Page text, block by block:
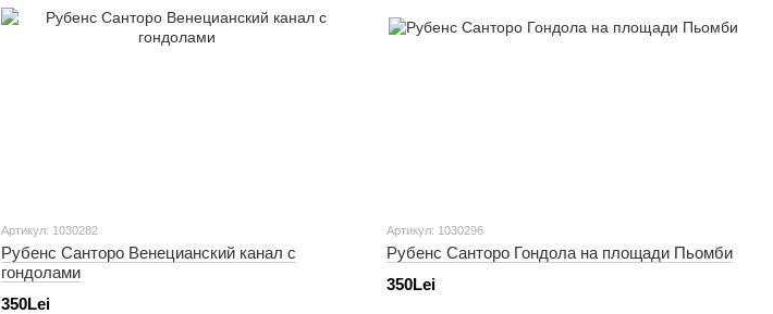
Артикул: 1030282
Рубенс Санторо Венецианский канал с
гондолами
350Lei
Артикул: 1030296
Рубенс Санторо Гондола на площади Пьомби
350Lei